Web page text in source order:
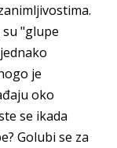
"glupe
je
oko
se ikada
Golubi se za